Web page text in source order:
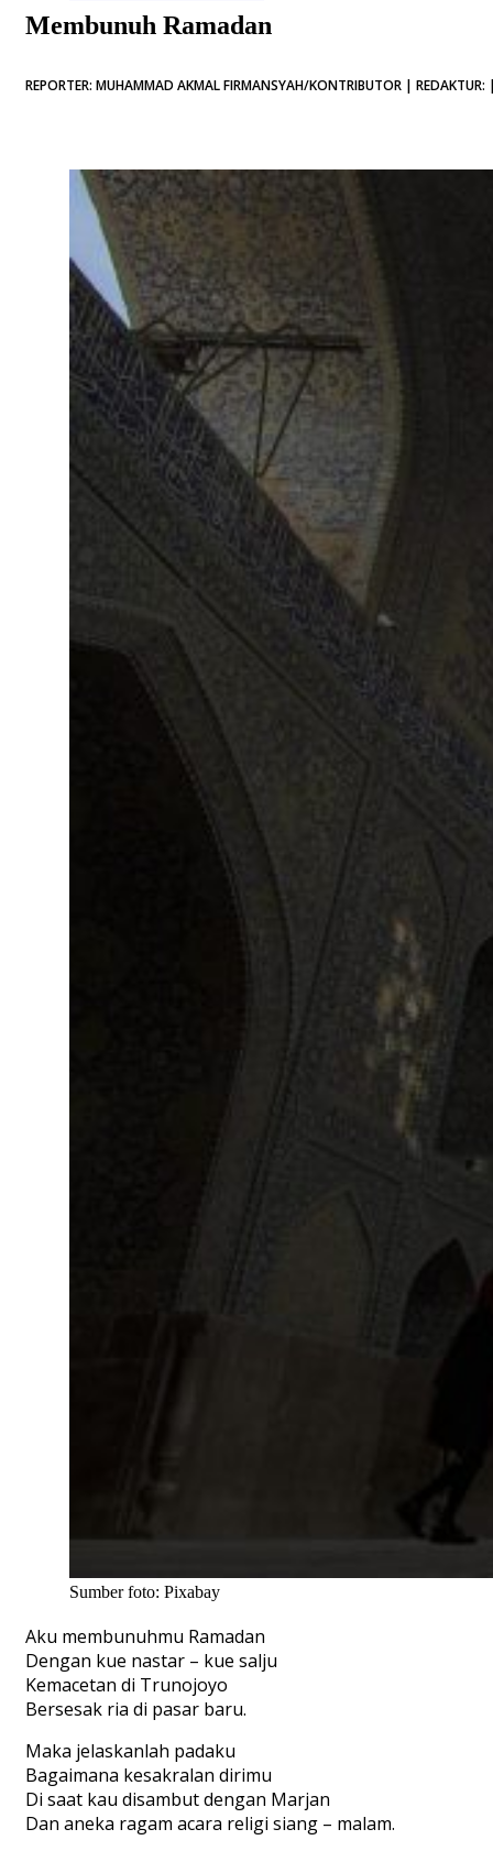
Membunuh Ramadan
REPORTER: MUHAMMAD AKMAL FIRMANSYAH/KONTRIBUTOR |
Sumber foto: Pixabay
Aku membunuhmu Ramadan
Dengan kue nastar – kue salju
Kemacetan di Trunojoyo
Bersesak ria di pasar baru.
Maka jelaskanlah padaku
Bagaimana kesakralan dirimu
Di saat kau disambut dengan Marjan
Dan aneka ragam acara religi siang – malam.